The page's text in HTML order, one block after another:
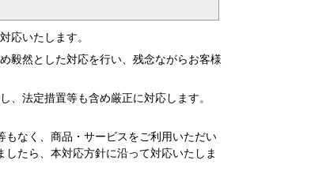
応いたします。
毅然とした対応を行い、残念ながらお客様
、法定措置等も含め厳正に対応します。
なく、商品・サービスをご利用いただい
たら、本対応方針に沿って対応いたしま